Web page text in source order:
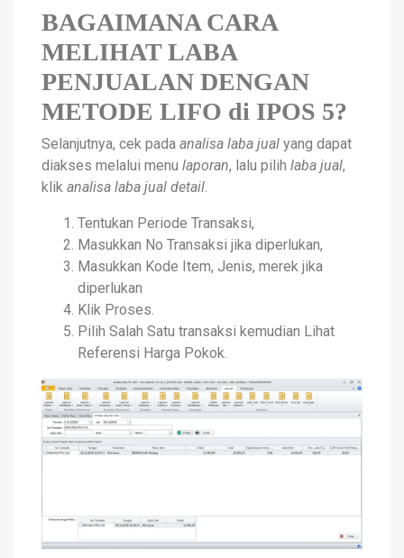
BAGAIMANA CARA
MELIHAT LABA
PENJUALAN DENGAN
METODE LIFO di IPOS 5?
Selanjutnya, cek pada analisa laba jual yang dapat
diakses melalui menu laporan, lalu pilih laba jual,
klik analisa laba jual detail
Tentukan Periode Transaksi,
Masukkan No Transaksi jika diperlukan,
Masukkan Kode Item, Jenis, merek jika
diperlukan
Klik Proses.
Pilih Salah Satu transaksi kemudian Lihat
Referensi Harga Pokok.